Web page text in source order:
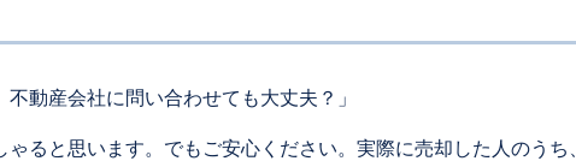
不動産会社に問い合わせても大丈夫？」
ゃると思います。でもご安心ください。実際に売却した人のう